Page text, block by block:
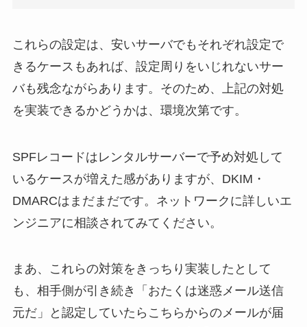
これらの設定は、安いサーバでもそれぞれ設定で
きるケースもあれば、設定周りをいじれないサー
バも残念ながらあります。そのため、上記の対処
を実装できるかどうかは、環境次第です。
SPFレコードはレンタルサーバーで予め対処して
いるケースが増えた感がありますが、DKIM・
DMARCはまだまだです。ネットワークに詳しいエ
ンジニアに相談されてみてください。
まあ、これらの対策をきっちり実装したとして
も、相手側が引き続き「おたくは迷惑メール送信
元だ」と認定していたらこちらからのメールが届